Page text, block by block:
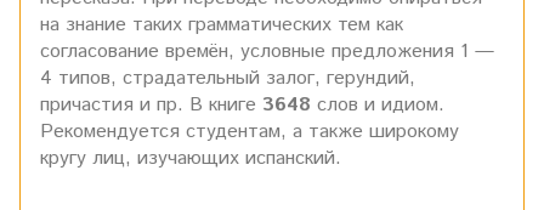
на знание таких грамматических тем как
согласование времён, условные предложения 1 —
4 типов, страдательный залог, герундий,
причастия и пр. В книге 3648 слов и идиом.
Рекомендуется студентам, а также широкому
кругу лиц, изучающих испанский.